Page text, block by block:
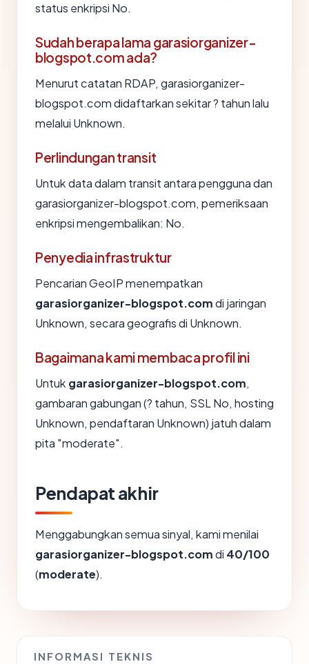
status enkripsi No.
Sudah berapa lama garasiorganizer-
blogspot.com ada?
Menurut catatan RDAP, garasiorganizer-
blogspot.com didaftarkan sekitar ? tahun lalu
melalui Unknown.
Perlindungan transit
Untuk data dalam transit antara pengguna dan
garasiorganizer-blogspot.com, pemeriksaan
enkripsi mengembalikan: No.
Penyedia infrastruktur
Pencarian GeoIP menempatkan
garasiorganizer-blogspot.comdi jaringan
Unknown, secara geografis di Unknown.
Bagaimana kami membaca profil ini
Untuk garasiorganizer-blogspot.com,
gambaran gabungan (? tahun, SSL No, hosting
Unknown, pendaftaran Unknown) jatuh dalam
pita "moderate".
Pendapat akhir
Menggabungkan semua sinyal, kami menilai
garasiorganizer-blogspot.comdi 40/100
(moderate).
INFORMASI TEKNIS